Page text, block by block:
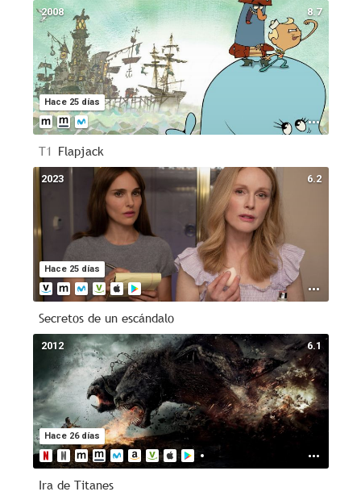
8.7
Hace 25 días
2008
T1 Flapjack
6.2
Hace 25 días
2023
Secretos de un escándalo
6.1
Hace 26 días
2012
Ira de Titanes